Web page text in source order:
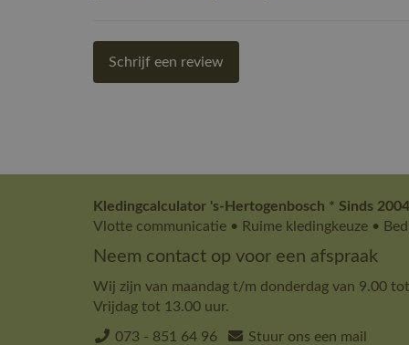
Schrijf een review
Kledingcalculator 's-Hertogenbosch * Sinds
Vlotte communicatie • Ruime kledingkeuze •
Neem contact op voor een afspraak
Wij zijn van maandag t/m donderdag van 9.00
Vrijdag tot 13.00 uur.
073 - 851 64 96 Stuur ons een mail